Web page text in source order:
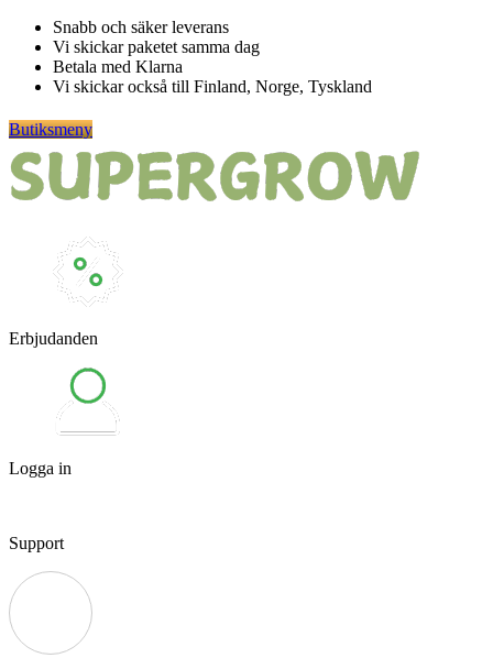
Hoppa
innehåll
Snabb och säker leverans
Vi skickar paketet samma dag
Betala med Klarna
Vi skickar också till Finland, Norge, Tyskland
Butiksmeny
Erbjudanden
Logga in
Support